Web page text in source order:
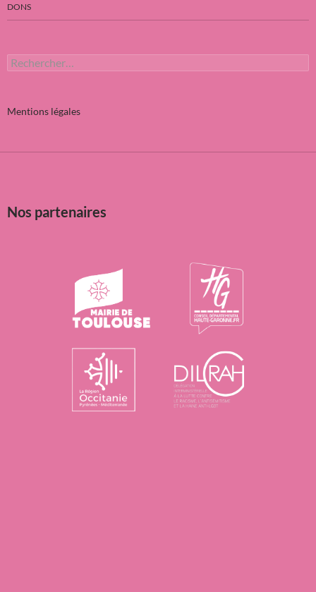
DONS
Rechercher :
Mentions légales
Nos partenaires